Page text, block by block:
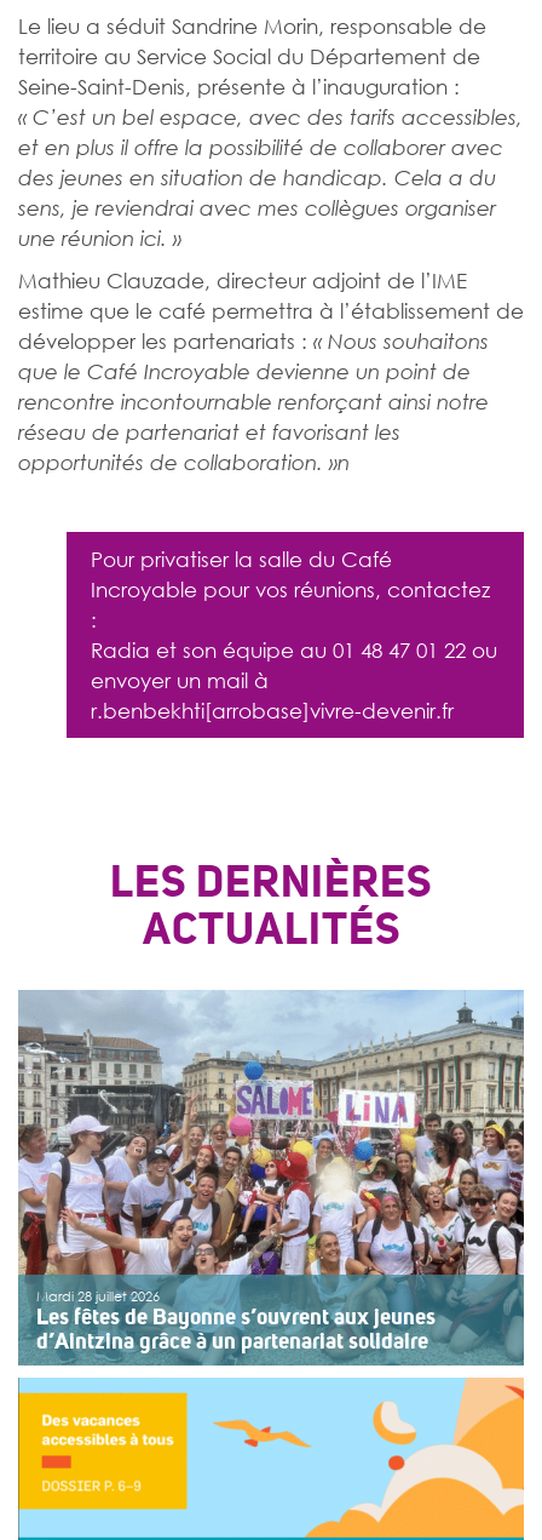
Le lieu a séduit Sandrine Morin, responsable de
territoire au Service Social du Département de
Seine-Saint-Denis, présente à l’inauguration :
« C’est un bel espace, avec des tarifs accessibles,
et en plus il offre la possibilité de collaborer avec
des jeunes en situation de handicap. Cela a du
sens, je reviendrai avec mes collègues organiser
une réunion ici. »
Mathieu Clauzade, directeur adjoint de l’IME
estime que le café permettra à l’établissement de
développer les partenariats : « Nous souhaitons
que le Café Incroyable devienne un point de
rencontre incontournable renforçant ainsi notre
réseau de partenariat et favorisant les
opportunités de collaboration. »n
Pour privatiser la salle du Café
Incroyable pour vos réunions, contactez
:
Radia et son équipe au 01 48 47 01 22 ou
envoyer un mail à
r.benbekhti[arrobase]vivre-devenir.fr
LES DERNIÈRES
ACTUALITÉS
Mardi 28 juillet 2026
Les fêtes de Bayonne s’ouvrent aux jeunes
d’Aintzina grâce à un partenariat solidaire
Une organisation collective au service de l’inclusion
Depuis sept ans, l’association ouvre le premier jour des
fêtes de Bayonne à une structure accompagnant des
enfants ou des adolescents en situation de handicap
ou de fragilité. Cette année, le choix […]
>>Lire la suite